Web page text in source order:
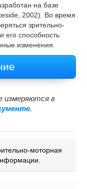
на базе
2002). Во время
зрительно-
его способность
изменения.
измеряются в
.
моторная